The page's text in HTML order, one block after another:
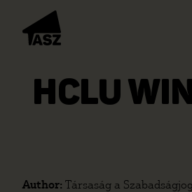
HCLU
Author: Társaság a